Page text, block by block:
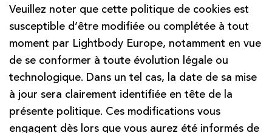
Veuillez noter que cette politique de cookies est
susceptible d’être modifiée ou complétée à tout
moment par Lightbody Europe, notamment en vue
de se conformer à toute évolution légale ou
technologique. Dans un tel cas, la date de sa mise
à jour sera clairement identifiée en tête de la
présente politique. Ces modifications vous
engagent dès lors que vous aurez été informés de